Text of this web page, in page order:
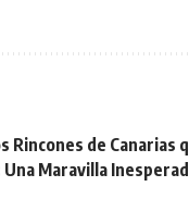
Rincones de Canarias
Maravilla